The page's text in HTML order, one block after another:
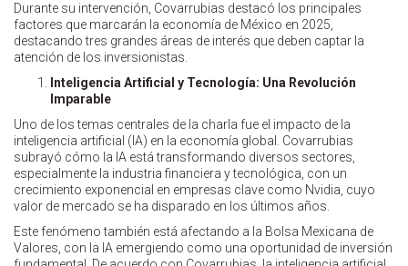
Durante su intervención, Covarrubias destacó los principales
factores que marcarán la economía de México en 2025,
destacando tres grandes áreas de interés que deben captar la
atención de los inversionistas.
Inteligencia Artificial y Tecnología: Una Revolución
Imparable
Uno de los temas centrales de la charla fue el impacto de la
inteligencia artificial (IA) en la economía global. Covarrubias
subrayó cómo la IA está transformando diversos sectores,
especialmente la industria financiera y tecnológica, con un
crecimiento exponencial en empresas clave como Nvidia, cuyo
valor de mercado se ha disparado en los últimos años.
Este fenómeno también está afectando a la Bolsa Mexicana de
Valores, con la IA emergiendo como una oportunidad de inversión